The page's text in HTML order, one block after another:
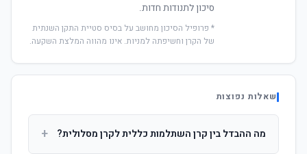
סיכון לתנודות חדות.
* פרופיל הסיכון מחושב על בסיס סטיית התקן השנתית
של הקרן וחשיפתה למניות. אינו מהווה המלצת השקעה.
שאלות נפוצות
מה ההבדל בין קרן השתלמות כללית לקרן מסלולית? +